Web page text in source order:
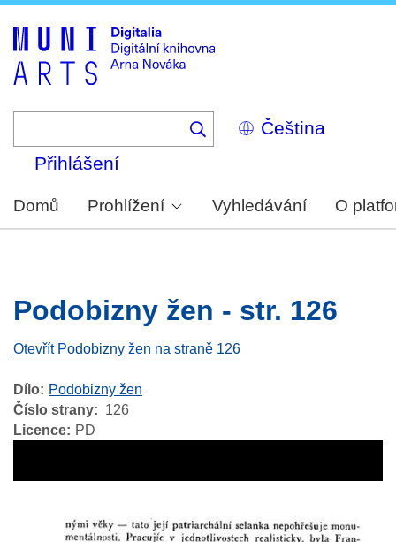
Select
your
Přihlášení
Domů Prohlížení Vyhledávání O
Podobizny žen - str. 126
Otevřít Podobizny žen na straně 126
Dílo
Podobizny žen
Číslo strany
126
Licence
PD